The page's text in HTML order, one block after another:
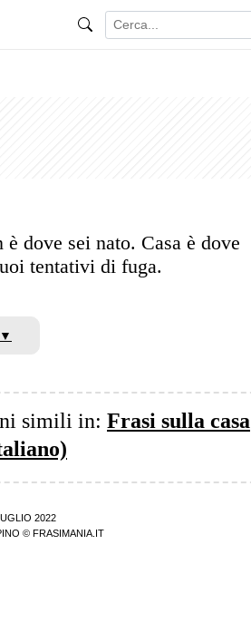
è dove sei nato. Casa è dove
tentativi di fuga.
simili in: Frasi sulla casa
2022
© FRASIMANIA.IT